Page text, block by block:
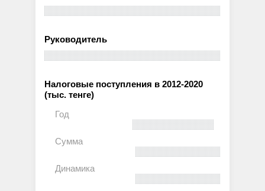
Руководитель
Налоговые поступления в 2012-2020
(тыс. тенге)